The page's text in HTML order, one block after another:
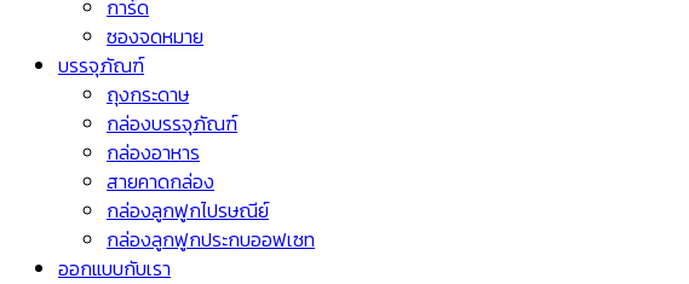
การ์ด
ซองจดหมาย
บรรจุภัณฑ์
ถุงกระดาษ
กล่องบรรจุภัณฑ์
กล่องอาหาร
สายคาดกล่อง
กล่องลูกฟูกไปรษณีย์
กล่องลูกฟูกประกบออฟเซท
ออกแบบกับเรา